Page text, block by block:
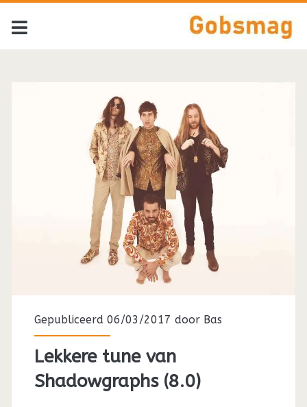
Gepubliceerd 06/03/2017 door Bas
Lekkere tune van
Shadowgraphs (8.0)